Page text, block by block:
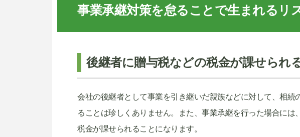
事業承継対策を怠ることで生まれるリ
後継者に贈与税などの税金が課せられ
会社の後継者として事業を引き継いだ親族などに対して、相続
ることは珍しくありません。また、事業承継を行った場合に
税金が課せられることになります。